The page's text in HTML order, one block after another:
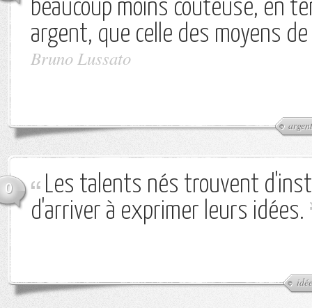
beaucoup moins coûteuse, en
argent, que celle des moyens
Bruno Lussato
argent
0
Les talents nés trouvent
d'arriver à exprimer leurs idées.
idée